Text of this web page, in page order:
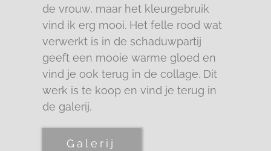
de vrouw, maar het kleurgebruik
vind ik erg mooi. Het felle rood wat
verwerkt is in de schaduwpartij
geeft een mooie warme gloed en
vind je ook terug in de collage. Dit
werk is te koop en vind je terug in
de galerij.
Galerij